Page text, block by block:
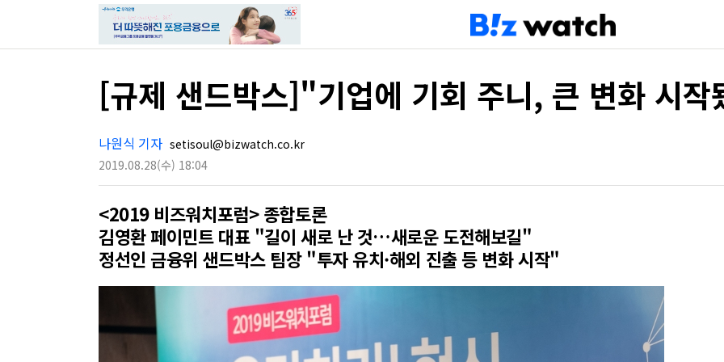
[규제 샌드박스]"기업에 기회 주니, 큰 변화 시
나원식 기자 setisoul@bizwatch.co.kr
2019.08.28(수) 18:04
<2019 비즈워치포럼> 종합토론
김영환 페이민트 대표 "길이 새로 난 것…새로운 도전해보길"
정선인 금융위 샌드박스 팀장 "투자 유치·해외 진출 등 변화 시작"